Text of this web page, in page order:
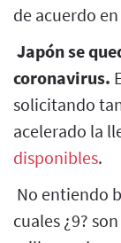
de acuerdo
Japón se
coronavirus.
solicitando
acelerado la
disponibles.
No entiendo
cuales ¿9?